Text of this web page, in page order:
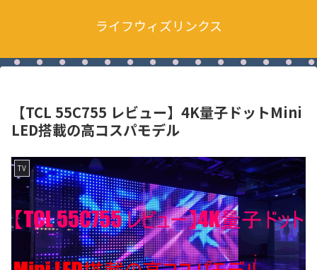
ライフウィズリンクス
【TCL 55C755 レビュー】4K量子ドットMini
LED搭載の高コスパモデル
TV